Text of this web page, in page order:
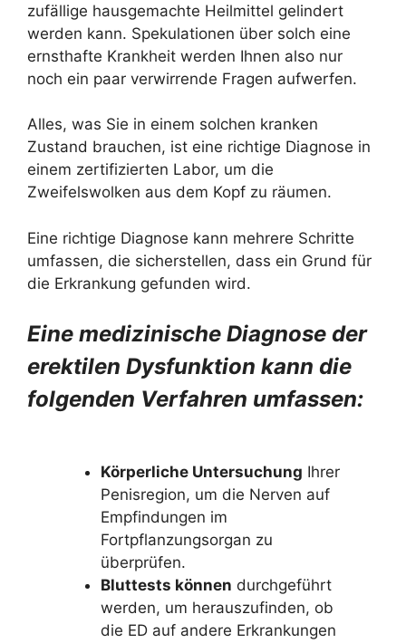
zufällige hausgemachte Heilmittel gelindert
werden kann. Spekulationen über solch eine
ernsthafte Krankheit werden Ihnen also nur
noch ein paar verwirrende Fragen aufwerfen.
Alles, was Sie in einem solchen kranken
Zustand brauchen, ist eine richtige Diagnose in
einem zertifizierten Labor, um die
Zweifelswolken aus dem Kopf zu räumen.
Eine richtige Diagnose kann mehrere Schritte
umfassen, die sicherstellen, dass ein Grund für
die Erkrankung gefunden wird.
Eine medizinische Diagnose der
erektilen Dysfunktion kann die
folgenden Verfahren umfassen:
Körperliche Untersuchung Ihrer
Penisregion, um die Nerven auf
Empfindungen im
Fortpflanzungsorgan zu
überprüfen.
Bluttests können durchgeführt
werden, um herauszufinden, ob
die ED auf andere Erkrankungen